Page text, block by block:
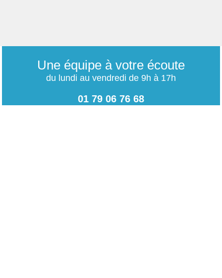
Une équipe à votre écoute
du lundi au vendredi de 9h à 17h
01 79 06 76 68